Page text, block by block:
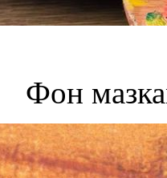
Фон